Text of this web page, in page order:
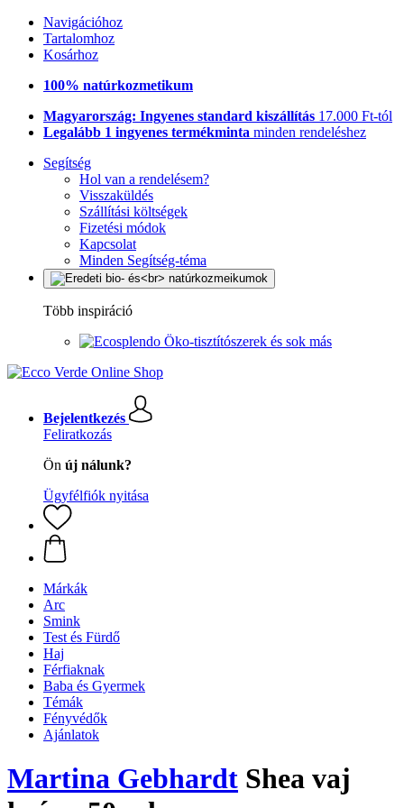
Navigációhoz
Tartalomhoz
Kosárhoz
100% natúrkozmetikum
Magyarország: Ingyenes standard kiszállítás 17.000 Ft-tól
Legalább 1 ingyenes termékminta minden rendeléshez
Segítség
Hol van a rendelésem?
Visszaküldés
Szállítási költségek
Fizetési módok
Kapcsolat
Minden Segítség-téma
Több inspiráció
Öko-tisztítószerek és sok más
Bejelentkezés
Feliratkozás
Ön új nálunk?
Ügyfélfiók nyitása
Márkák
Arc
Smink
Test és Fürdő
Haj
Férfiaknak
Baba és Gyermek
Témák
Fényvédők
Ajánlatok
Martina Gebhardt Shea vaj